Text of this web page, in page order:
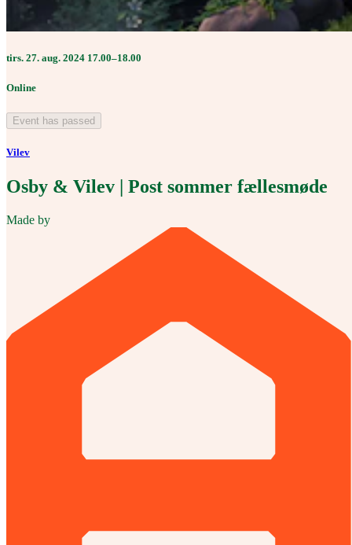
tirs. 27. aug. 2024 17.00–18.00
Online
Event has passed
Vilev
Osby & Vilev | Post sommer fællesmøde
Made by